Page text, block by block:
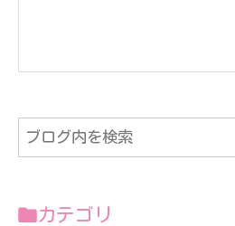
カテゴリ